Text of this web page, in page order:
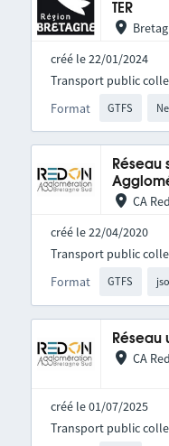
TER
créé le 22/01/2024
Format GTFS
Transport public
Réseau
CA
créé le 22/04/2020
Format GTFS
Transport public
Réseau
CA
créé le 01/07/2025
Transport public